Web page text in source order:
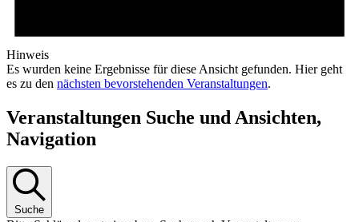
Hinweis
Es wurden keine Ergebnisse für diese Ansicht gefunden. Hier geht
es zu den nächsten bevorstehenden Veranstaltungen.
Veranstaltungen Suche und Ansichten,
Navigation
Suche